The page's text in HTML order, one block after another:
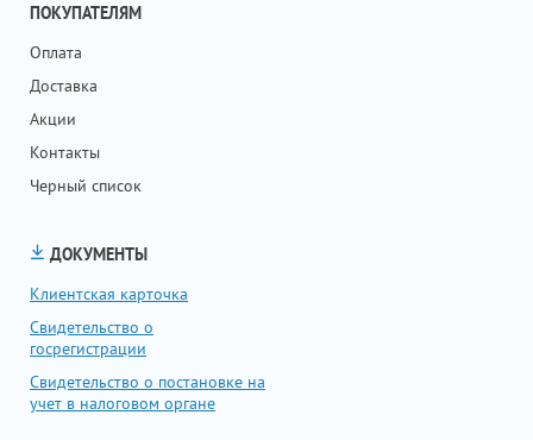
ПОКУПАТЕЛЯМ
Оплата
Доставка
Акции
Контакты
Черный список
ДОКУМЕНТЫ
Клиентская карточка
Свидетельство о
госрегистрации
Свидетельство о постановке на
учет в налоговом органе